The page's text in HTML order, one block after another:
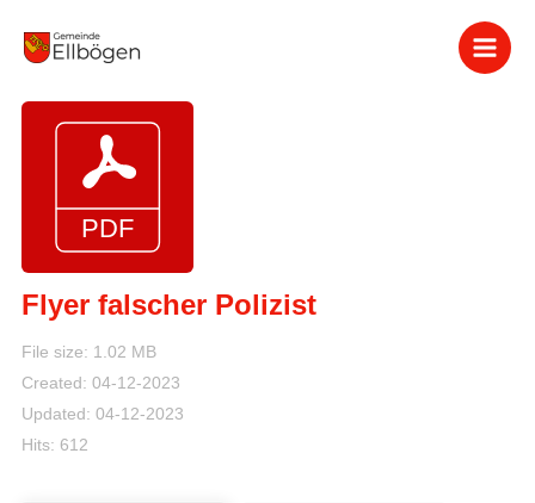
Inhalt
Flyer falscher Polizist
File size: 1.02 MB
Created: 04-12-2023
Updated: 04-12-2023
Hits: 612